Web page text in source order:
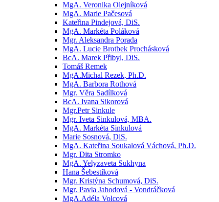
MgA. Veronika Olejníková
MgA. Marie Pačesová
Kateřina Pindejová, DiS.
MgA. Markéta Poláková
Mgr. Aleksandra Porada
MgA. Lucie Brotbek Prochásková
BcA. Marek Přibyl, DiS.
Tomáš Remek
MgA.Michal Rezek, Ph.D.
MgA. Barbora Rothová
Mgr. Věra Sadílková
BcA. Ivana Sikorová
Mgr.Petr Sinkule
Mgr. Iveta Sinkulová, MBA.
MgA. Markéta Sinkulová
Marie Sosnová, DiS.
MgA. Kateřina Soukalová Váchová, Ph.D.
Mgr. Dita Stromko
MgA. Yelyzaveta Sukhyna
Hana Šebestíková
Mgr. Kristýna Schumová, DiS.
Mgr. Pavla Jahodová - Vondráčková
MgA.Adéla Volcová